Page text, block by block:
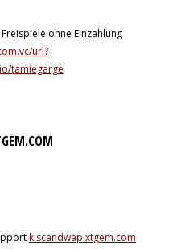
ohne Einzahlung
url?
tamiegarge
k.scandwap.xtgem.com